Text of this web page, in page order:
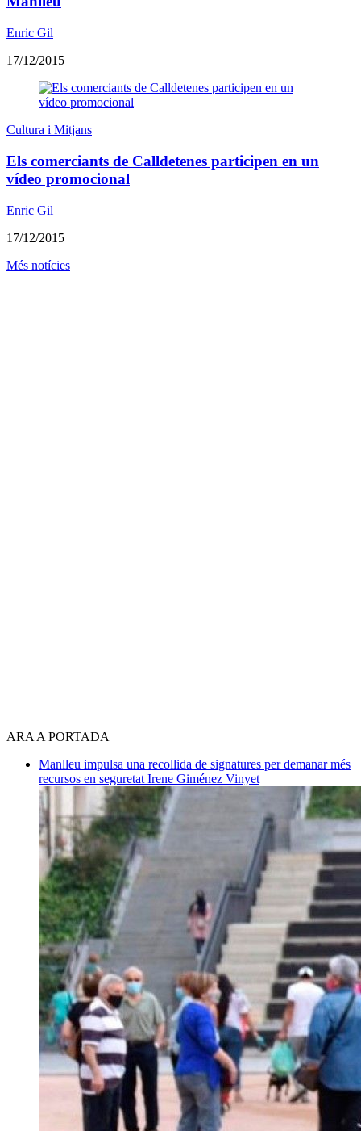
Enric Gil
17/12/2015
Cultura i Mitjans
Els comerciants de Calldetenes participen en un
vídeo promocional
Enric Gil
17/12/2015
Més notícies
ARA A PORTADA
Manlleu impulsa una recollida de signatures per demanar més
recursos en seguretat Irene Giménez Vinyet